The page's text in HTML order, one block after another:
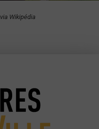
via Wikipédia